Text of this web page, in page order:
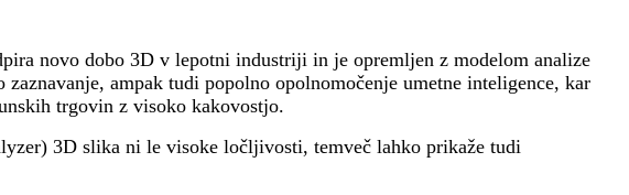
novo dobo 3D v lepotni industriji in je opremljen z modelom analize
ampak tudi popolno opolnomočenje umetne inteligence, kar
trgovin z visoko kakovostjo.
3D slika ni le visoke ločljivosti, temveč lahko prikaže tudi